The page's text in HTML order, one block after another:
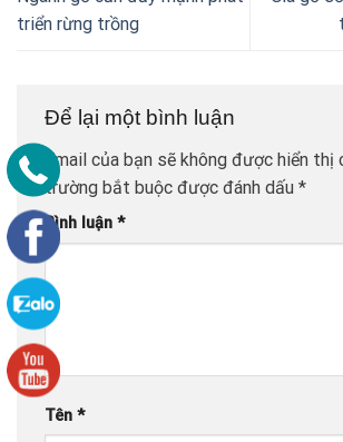
triển rừng trồng
Để lại một bình luận
Email của bạn sẽ không được hiển thị
trường bắt buộc được đánh dấu *
Bình luận *
Tên *